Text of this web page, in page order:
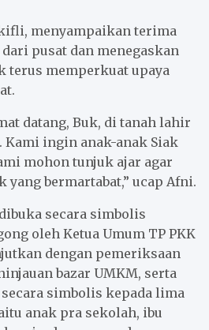
menyampaikan terima
pusat dan menegaskan
terus memperkuat upaya
datang, Buk, di tanah lahir
Kami ingin anak-anak Siak
mohon tunjuk ajar agar
yang bermartabat,” ucap Afni.
secara simbolis
oleh Ketua Umum TP PKK
dengan pemeriksaan
bazar UMKM, serta
simbolis kepada lima
anak pra sekolah, ibu